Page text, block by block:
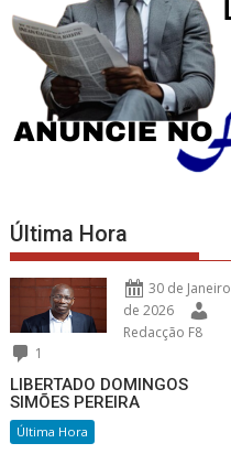
Última Hora
30 de Janeiro
de 2026
Redacção F8
1
LIBERTADO DOMINGOS
SIMÕES PEREIRA
Última Hora